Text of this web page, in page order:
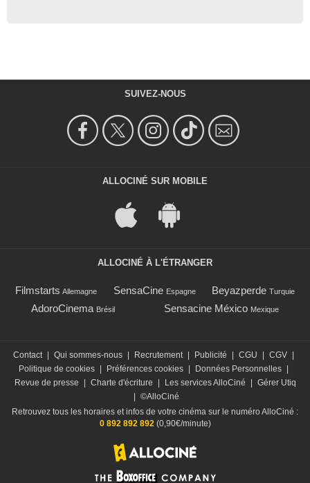
SUIVEZ-NOUS
ALLOCINÉ SUR MOBILE
ALLOCINÉ À L'ÉTRANGER
Filmstarts Allemagne SensaCine Espagne Beyazperde Turquie
AdoroCinema Brésil Sensacine México Mexique
Contact Qui sommes-nous Recrutement Publicité CGU CGV
Politique de cookies
Préférences cookies Données Personnelles
Revue de presse
Charte d'écriture Les services AlloCiné
Gérer Utiq
©AlloCiné
Retrouvez tous les horaires et infos de votre cinéma sur le numéro AlloCiné :
0 892 892 892(0,90€/minute)